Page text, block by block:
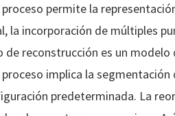
permite la
la incorporación de múltiples
de reconstrucción es un modelo
implica la
predeterminada. La